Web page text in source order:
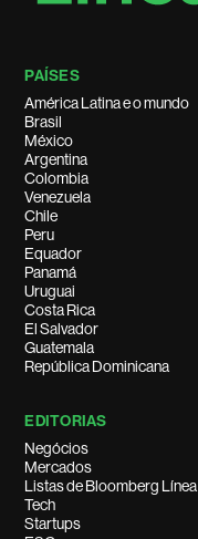
PAÍSES
América Latina e o mundo
Brasil
México
Argentina
Colombia
Venezuela
Chile
Peru
Equador
Panamá
Uruguai
Costa Rica
El Salvador
Guatemala
República Dominicana
EDITORIAS
Negócios
Mercados
Listas de Bloomberg Línea
Tech
Startups